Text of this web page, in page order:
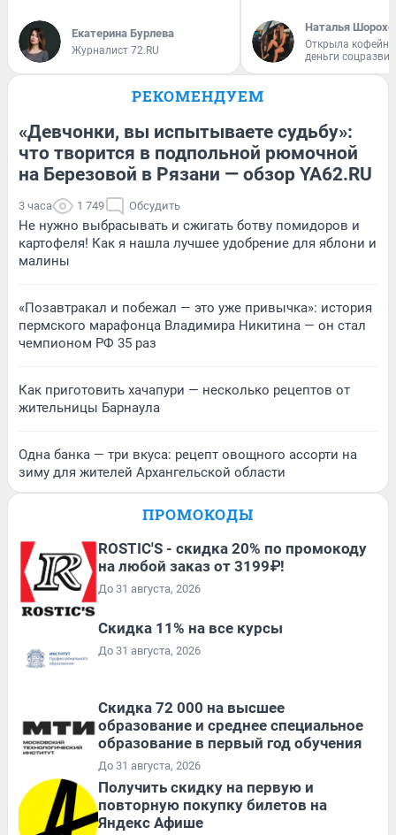
Екатерина Бурлева
Журналист 72.RU
Наталья
Открыла
деньги
РЕКОМЕНДУЕМ
«Девчонки, вы испытываете судьбу»:
что творится в подпольной рюмочной
на Березовой в Рязани — обзор YA62.RU
3 часа 1 749 Обсудить
Не нужно выбрасывать и сжигать ботву помидоров и
картофеля! Как я нашла лучшее удобрение для яблони и
малины
«Позавтракал и побежал — это уже привычка»: история
пермского марафонца Владимира Никитина — он стал
чемпионом РФ 35 раз
Как приготовить хачапури — несколько рецептов от
жительницы Барнаула
Одна банка — три вкуса: рецепт овощного ассорти на
зиму для жителей Архангельской области
ПРОМОКОДЫ
ROSTIC'S - скидка 20% по промокоду
на любой заказ от 3199₽!
До 31 августа, 2026
Скидка 11% на все курсы
До 31 августа, 2026
Скидка 72 000 на высшее
образование и среднее специальное
образование в первый год обучения
До 31 августа, 2026
Получить скидку на первую и
повторную покупку билетов на
Яндекс Афише